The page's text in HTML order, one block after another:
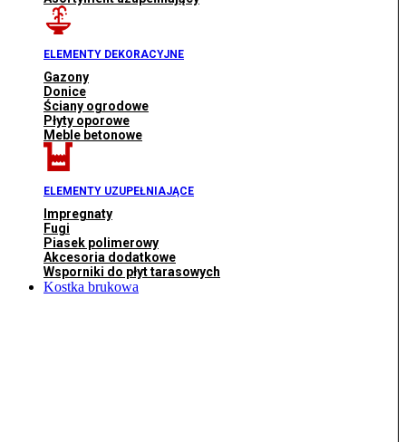
ELEMENTY DEKORACYJNE
Gazony
Donice
Ściany ogrodowe
Płyty oporowe
Meble betonowe
ELEMENTY UZUPEŁNIAJĄCE
Impregnaty
Fugi
Piasek polimerowy
Akcesoria dodatkowe
Wsporniki do płyt tarasowych
Kostka brukowa